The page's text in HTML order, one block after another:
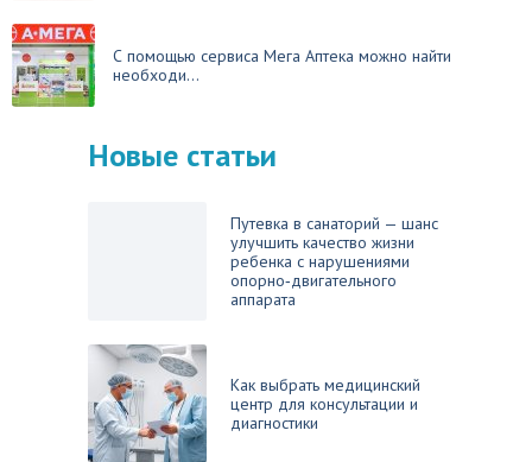
С помощью сервиса Мега Аптека можно найти
необходи...
Новые статьи
Путевка в санаторий — шанс
улучшить качество жизни
ребенка с нарушениями
опорно‑двигательного
аппарата
Как выбрать медицинский
центр для консультации и
диагностики